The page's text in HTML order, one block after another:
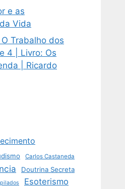
e as
Vida
Trabalho dos
4 | Livro: Os
| Ricardo
Carlos Castaneda
Doutrina Secreta
Esoterismo